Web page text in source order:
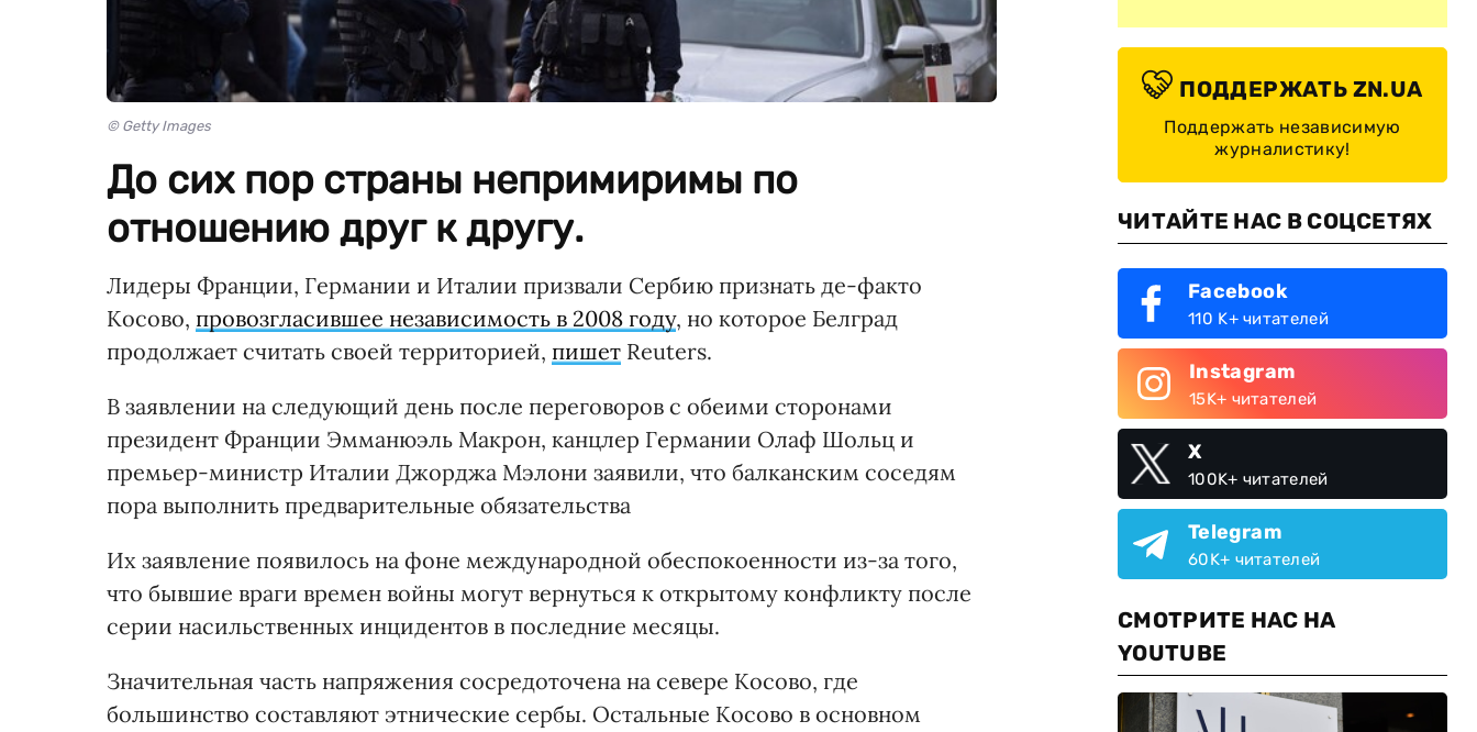
© Getty Images
До сих пор страны непримиримы по
отношению друг к другу.
Лидеры Франции, Германии и Италии призвали Сербию признать де-факто
Косово, провозгласившее независимость в 2008 году, но которое Белград
продолжает считать своей территорией, пишет Reuters.
В заявлении на следующий день после переговоров с обеими сторонами
президент Франции Эмманюэль Макрон, канцлер Германии Олаф Шольц и
премьер-министр Италии Джорджа Мэлони заявили, что балканским соседям
пора выполнить предварительные обязательства
Их заявление появилось на фоне международной обеспокоенности из-за того,
что бывшие враги времен войны могут вернуться к открытому конфликту после
серии насильственных инцидентов в последние месяцы.
Значительная часть напряжения сосредоточена на севере Косово, где
большинство составляют этнические сербы. Остальные Косово в основном
ПОДДЕРЖАТЬ ZN.UA
Поддержать независимую
журналистику!
ЧИТАЙТЕ НАС В СОЦСЕТЯХ
Facebook
110 K+ читателей
Instagram
15K+ читателей
X
100K+ читателей
Telegram
60K+ читателей
СМОТРИТЕ НАС НА
YOUTUBE